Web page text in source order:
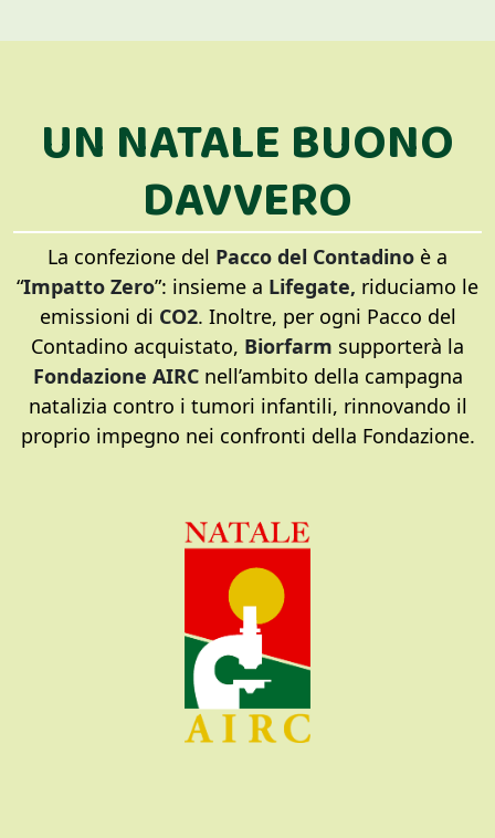
UN NATALE BUONO
DAVVERO
La confezione del Pacco del Contadino è a
“Impatto Zero”: insieme a Lifegate, riduciamo le
emissioni di CO2. Inoltre, per ogni Pacco del
Contadino acquistato, Biorfarm supporterà la
Fondazione AIRCnell’ambito della campagna
natalizia contro i tumori infantili, rinnovando il
proprio impegno nei confronti della Fondazione.